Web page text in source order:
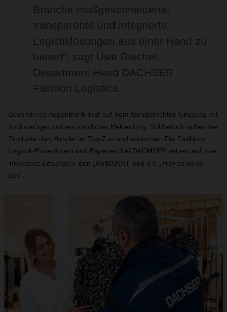
Branche maßgeschneiderte,
transparente und integrierte
Logistiklösungen aus einer Hand zu
bieten“, sagt Uwe Riechel,
Department Head DACHSER
Fashion Logistics.
Besonderes Augenmerk liegt auf dem fachgerechten Umgang mit
hochwertiger und empfindlicher Bekleidung. Schließlich sollen die
Produkte den Handel im Top-Zustand erreichen. Die Fashion-
Logistik-Expertinnen und Experten bei DACHSER setzen auf zwei
innovative Lösungen: den „Roll&GOH“ und die „ProFashional
Box“.